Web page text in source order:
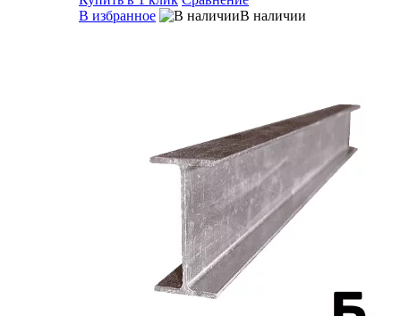
В избранное
В наличии